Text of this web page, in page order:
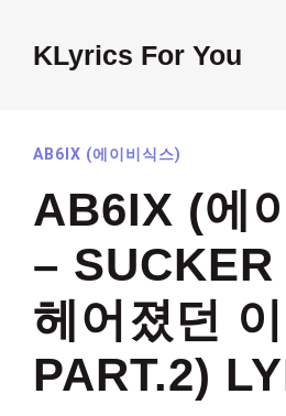
contentKLyrics For You
AB6IX (에이비식스)
AB6IX (에
–
헤어졌던
PART.2)